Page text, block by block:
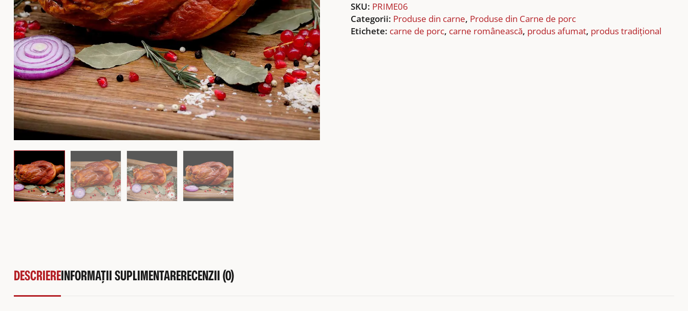
SKU: PRIME06
Categorii: Produse din carne, Produse din Carne de porc
Etichete: carne de porc, carne românească, produs afumat, produs tradițional
DESCRIEREINFORMAȚII SUPLIMENTARERECENZII (0)